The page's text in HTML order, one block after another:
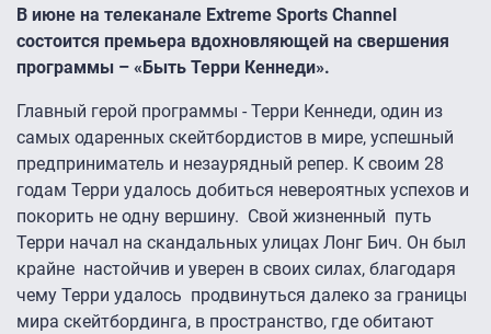
В июне на телеканале Extreme Sports Channel
состоится премьера вдохновляющей на свершения
программы – «Быть Терри Кеннеди».
Главный герой программы - Терри Кеннеди, один из
самых одаренных скейтбордистов в мире, успешный
предприниматель и незаурядный репер. К своим 28
годам Терри удалось добиться невероятных успехов и
покорить не одну вершину. Свой жизненный путь
Терри начал на скандальных улицах Лонг Бич. Он был
крайне настойчив и уверен в своих силах, благодаря
чему Терри удалось продвинуться далеко за границы
мира скейтбординга, в пространство, где обитают